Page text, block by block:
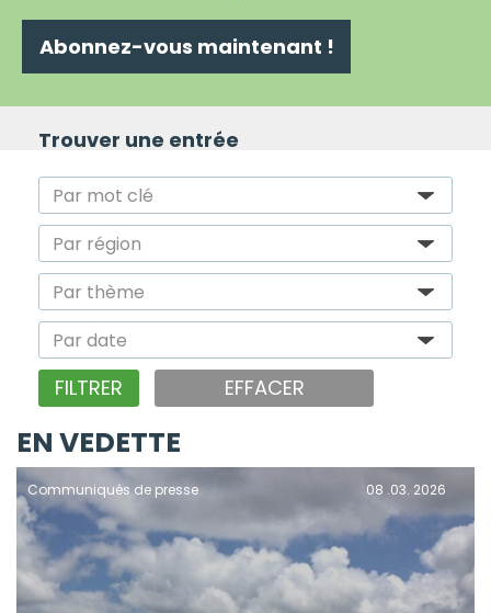
Abonnez-vous maintenant !
Trouver une entrée
EFFACER
EN VEDETTE
08 .03. 2026
Communiqués de presse